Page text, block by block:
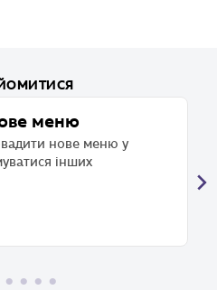
меню
нове меню у
інших